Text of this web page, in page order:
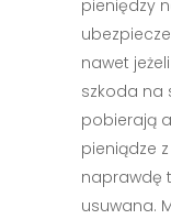
pieniędzy
nawet
szkoda na
pobierają
pieniądze
naprawdę
usuwana.